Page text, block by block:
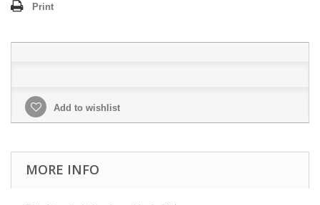
Print
Add to wishlist
MORE INFO